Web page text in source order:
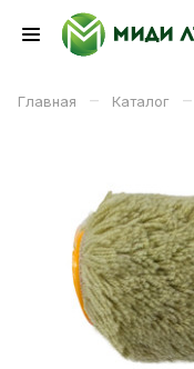
Главная – Каталог –